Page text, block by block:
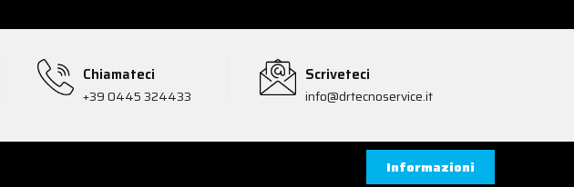
Chiamateci
+39 0445 324433
Scriveteci
info@drtecnoservice.it
Informazioni